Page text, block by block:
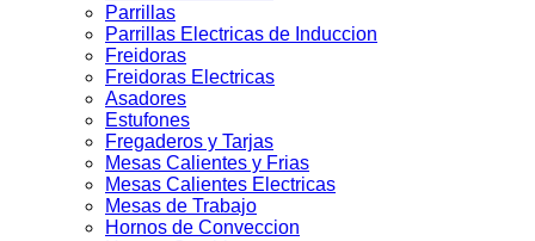
Parrillas
Parrillas Electricas de Induccion
Freidoras
Freidoras Electricas
Asadores
Estufones
Fregaderos y Tarjas
Mesas Calientes y Frias
Mesas Calientes Electricas
Mesas de Trabajo
Hornos de Conveccion